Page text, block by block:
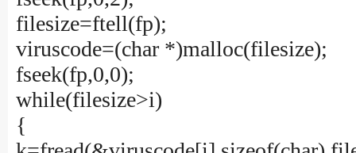
filesize=ftell(fp);
viruscode=(char *)malloc(filesize);
fseek(fp,0,0);
while(filesize>i)
{